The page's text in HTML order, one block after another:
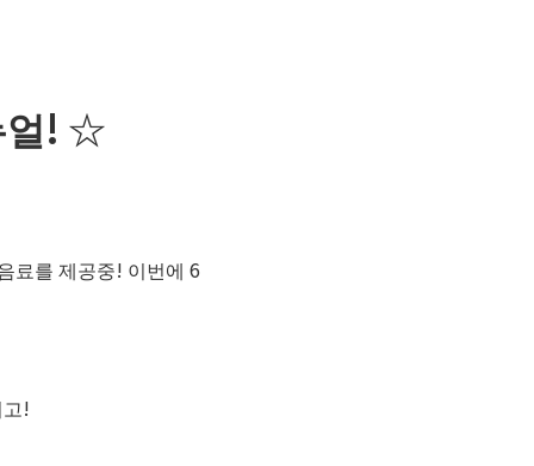
얼! ☆
료를 제공중! 이번에 6
!